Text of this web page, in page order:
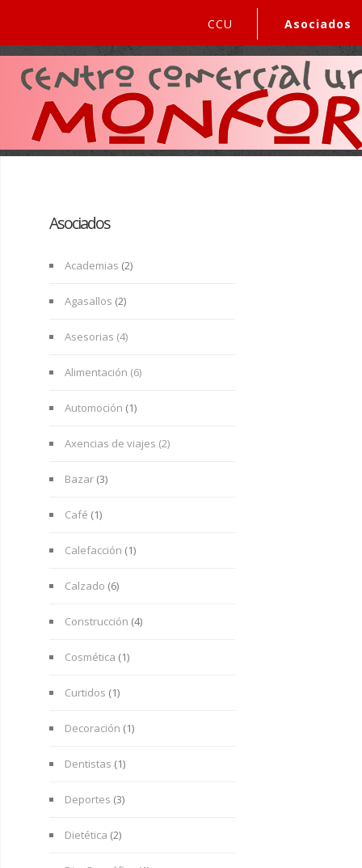
CCU Asociados
Asociados
Academias (2)
Agasallos (2)
Asesorias (4)
Alimentación (6)
Automoción (1)
Axencias de viajes (2)
Bazar (3)
Café (1)
Calefacción (1)
Calzado (6)
Construcción (4)
Cosmética (1)
Curtidos (1)
Decoración (1)
Dentistas (1)
Deportes (3)
Dietética (2)